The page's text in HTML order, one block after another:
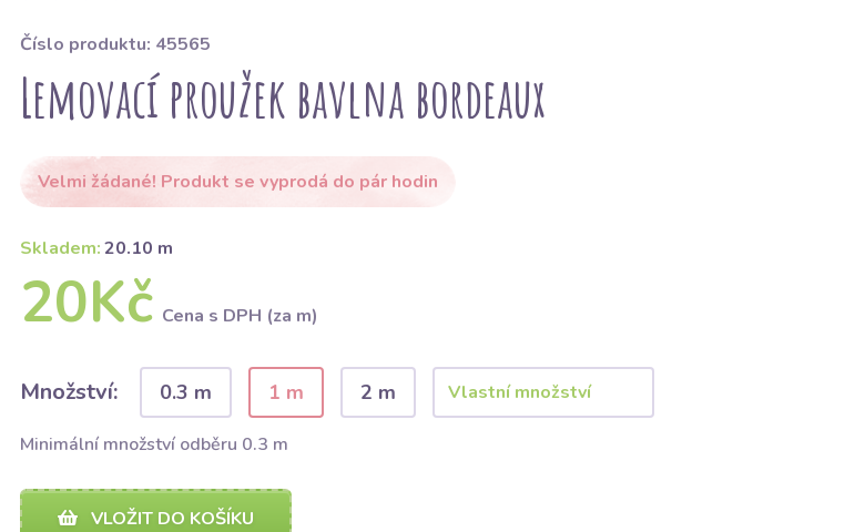
Číslo produktu: 45565
Lemovací proužek bavlna bordeaux
Velmi žádané! Produkt se vyprodá do pár hodin
Skladem:20.10 m
20Kč Cena s DPH (za m)
Množství: 0.3 m 1 m 2 m
Minimální množství odběru 0.3 m
VLOŽIT DO KOŠÍKU